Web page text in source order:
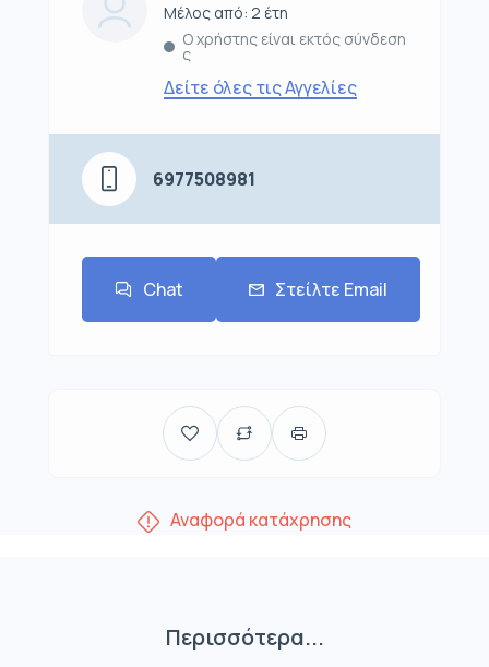
Μέλος από: 2 έτη
Ο χρήστης είναι εκτός σύνδεση
ς
Δείτε όλες τις Αγγελίες
6977508981
Chat Στείλτε Email
Αναφορά κατάχρησης
Περισσότερα...